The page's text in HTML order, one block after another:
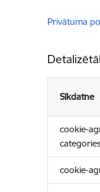
Privātuma
Sīkdatne
cookie-
cookie-